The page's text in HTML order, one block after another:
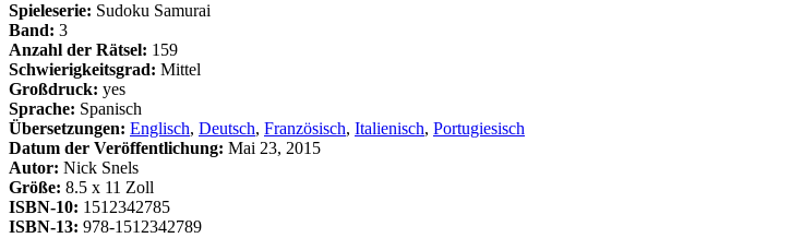
Spieleserie: Sudoku Samurai
Band: 3
Anzahl der Rätsel: 159
Schwierigkeitsgrad: Mittel
Großdruck: yes
Sprache: Spanisch
Übersetzungen: Englisch, Deutsch, Französisch, Italienisch, Portugiesisch
Datum der Veröffentlichung: Mai 23, 2015
Autor: Nick Snels
Größe: 8.5 x 11 Zoll
ISBN-10: 1512342785
ISBN-13: 978-1512342789